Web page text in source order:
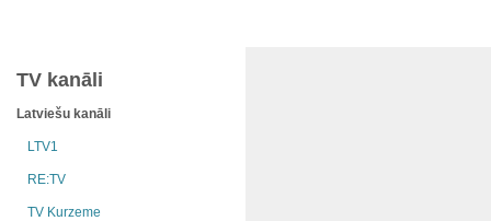
TV kanāli
Latviešu kanāli
LTV1
RE:TV
TV Kurzeme